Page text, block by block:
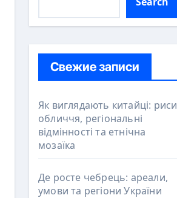
Свежие записи
Як виглядають китайці: риси
обличчя, регіональні
відмінності та етнічна
мозаїка
Де росте чебрець: ареали,
умови та регіони України